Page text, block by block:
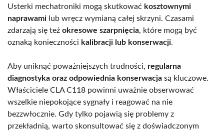
Usterki mechatroniki mogą skutkować kosztownymi
naprawami lub wręcz wymianą całej skrzyni. Czasami
zdarzają się też okresowe szarpnięcia, które mogą być
oznaką konieczności kalibracji lub konserwacji.
Aby uniknąć poważniejszych trudności, regularna
diagnostyka oraz odpowiednia konserwacja są kluczowe.
Właściciele CLA C118 powinni uważnie obserwować
wszelkie niepokojące sygnały i reagować na nie
bezzwłocznie. Gdy tylko pojawią się problemy z
przekładnią, warto skonsultować się z doświadczonym